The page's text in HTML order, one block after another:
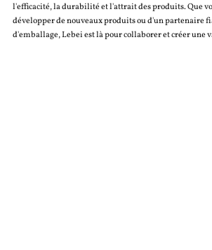
l'efficacité, la durabilité et l'attrait des produits. Que
développer de nouveaux produits ou d'un partenaire
d'emballage, Lebei est là pour collaborer et créer une